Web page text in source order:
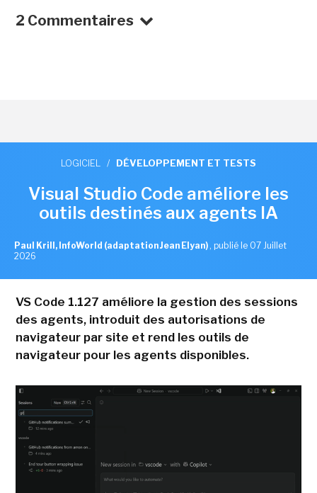
2 Commentaires
LOGICIEL / DÉVELOPPEMENT ET TESTS
Visual Studio Code améliore les
outils destinés aux agents IA
Paul Krill, InfoWorld (adaptation Jean Elyan) , publié le 07 Juillet
2026
VS Code 1.127 améliore la gestion des sessions
des agents, introduit des autorisations de
navigateur par site et rend les outils de
navigateur pour les agents disponibles.